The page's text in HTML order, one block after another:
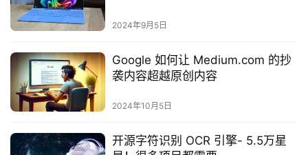
2024年9月5日
Google 如何让 Medium.com 的抄
袭内容超越原创内容
2024年10月5日
开源字符识别 OCR 引擎- 5.5万星